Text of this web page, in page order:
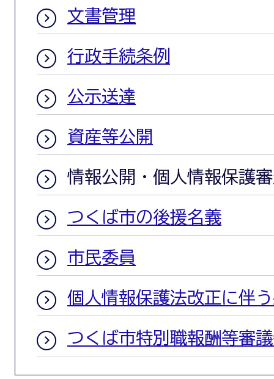
文書管理
行政手続条例
公示送達
資産等公開
情報公開・個人情報保護
つくば市の後援名義
市民委員
個人情報保護法改正に伴
つくば市特別職報酬等審